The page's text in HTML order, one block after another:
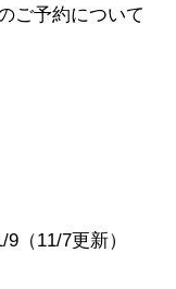
ご予約について
（11/7更新）